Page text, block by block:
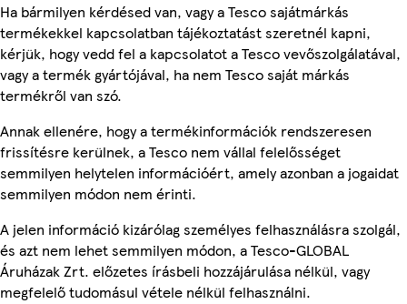
Ha bármilyen kérdésed van, vagy a Tesco sajátmárkás
termékekkel kapcsolatban tájékoztatást szeretnél kapni,
kérjük, hogy vedd fel a kapcsolatot a Tesco vevőszolgálatával,
vagy a termék gyártójával, ha nem Tesco saját márkás
termékről van szó.
Annak ellenére, hogy a termékinformációk rendszeresen
frissítésre kerülnek, a Tesco nem vállal felelősséget
semmilyen helytelen információért, amely azonban a jogaidat
semmilyen módon nem érinti.
A jelen információ kizárólag személyes felhasználásra szolgál,
és azt nem lehet semmilyen módon, a Tesco-GLOBAL
Áruházak Zrt. előzetes írásbeli hozzájárulása nélkül, vagy
megfelelő tudomásul vétele nélkül felhasználni.